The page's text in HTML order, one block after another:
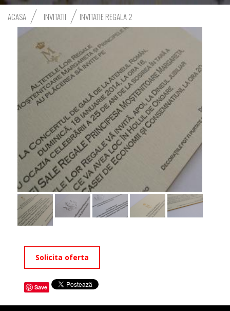
ACASA INVITATII INVITATIE REGALA 2
Solicita oferta
Save